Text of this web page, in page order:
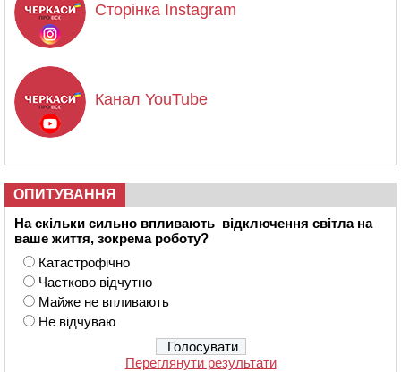
Сторінка Instagram
Канал YouTube
ОПИТУВАННЯ
На скільки сильно впливають відключення світла на
ваше життя, зокрема роботу?
Катастрофічно
Частково відчутно
Майже не впливають
Не відчуваю
Переглянути результати